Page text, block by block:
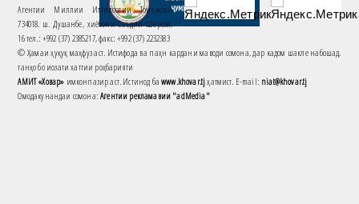
Агентии Миллии Иттилоотии Тоҷикистон
734018. ш. Душанбе, хиёбони Саъдии Шерозӣ,
16 тел.: +992 (37) 2385217, факс: +992 (37) 2232383
© Ҳамаи ҳуқуқ маҳфуз аст. Истифода ва паҳн кардани маводи сомона, дар кадом шакле набошад,
танҳо бо иҷозати хаттии роҳбарияти
АМИТ «Ховар» имконпазир аст. Истинод баwww.khovar.tjҳатмист. E-mail: niat@khovar.tj
Омодакунандаи сомона:Агентии рекламавии "adMedia"